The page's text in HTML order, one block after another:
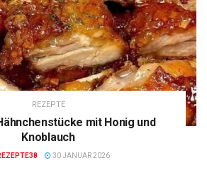
REZEPTE
mit Honig und
Knoblauch
30 JANUAR 2026